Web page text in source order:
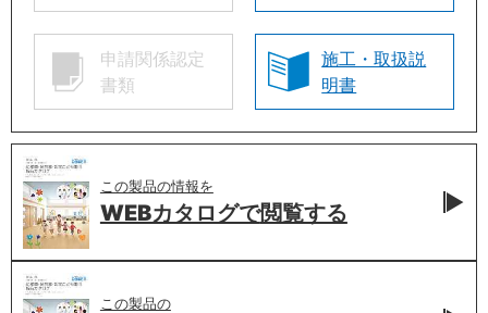
申請関係認定
書類
施工・取扱説
明書
この製品の情報を
WEBカタログで閲覧する
この製品の